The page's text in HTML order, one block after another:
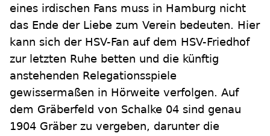
eines irdischen Fans muss in Hamburg nicht
das Ende der Liebe zum Verein bedeuten. Hier
kann sich der HSV-Fan auf dem HSV-Friedhof
zur letzten Ruhe betten und die künftig
anstehenden Relegationsspiele
gewissermaßen in Hörweite verfolgen. Auf
dem Gräberfeld von Schalke 04 sind genau
1904 Gräber zu vergeben, darunter die